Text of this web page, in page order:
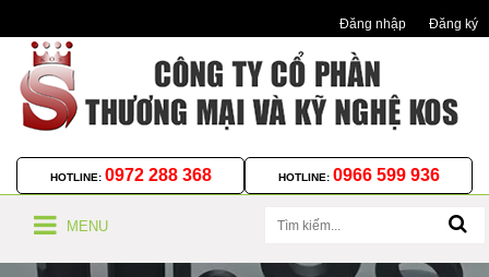
Đăng nhập Đăng ký
HOTLINE: 0972 288 368 HOTLINE: 0966 599 936
MENU